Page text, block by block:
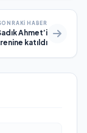
HABER
Ahmet’i
katıldı